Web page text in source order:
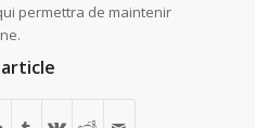
permettra de maintenir